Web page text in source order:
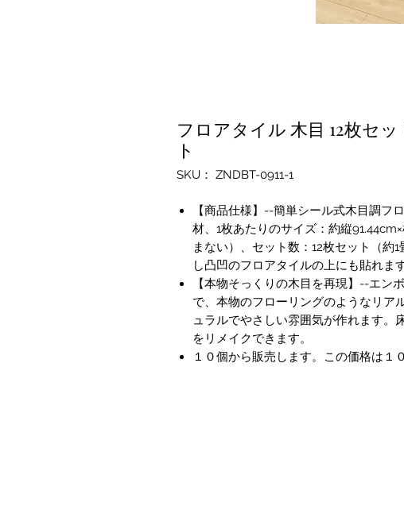
フロアタイル 木目 12枚セ
ト
SKU： ZNDBT-0911-1
【商品仕様】--簡単シール式木目調
材、1枚あたりのサイズ：約縦
まない）、セット数：12枚セット（
し凸凹のフロアタイルの上にも貼れます
【本物そっくりの木目を再現】--エン
で、本物のフローリングのようなリア
ュラルでやさしい雰囲気が作れます。
をリメイクできます。
１０個から販売します。この価格は１